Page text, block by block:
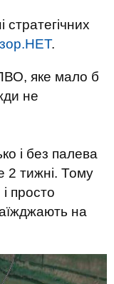
стратегічних
.
яке мало б
не
і без палева
2 тижні. Тому
просто
на